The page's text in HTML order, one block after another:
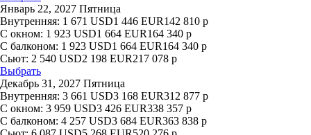
Январь 22, 2027 Пятница
Внутренняя: 1 671 USD1 446 EUR142 810 р
С окном: 1 923 USD1 664 EUR164 340 р
С балконом: 1 923 USD1 664 EUR164 340 р
Сьют: 2 540 USD2 198 EUR217 078 р
Выбрать
Декабрь 31, 2027 Пятница
Внутренняя: 3 661 USD3 168 EUR312 877 р
С окном: 3 959 USD3 426 EUR338 357 р
С балконом: 4 257 USD3 684 EUR363 838 р